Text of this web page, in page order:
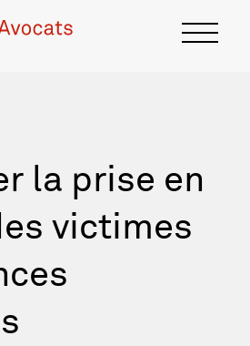
la prise en
victimes